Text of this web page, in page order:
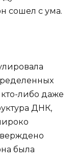
сошел с ума.
либо даже
ДНК,
была